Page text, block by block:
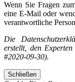
Wenn Sie Fragen
eine E-Mail oder
verantwortliche
Die
erstellt, den
#2020-09-30).
Schließen